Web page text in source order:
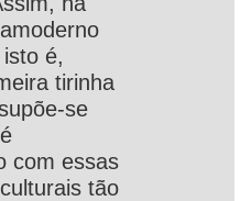
isto é,
tirinha
se
com essas
tão